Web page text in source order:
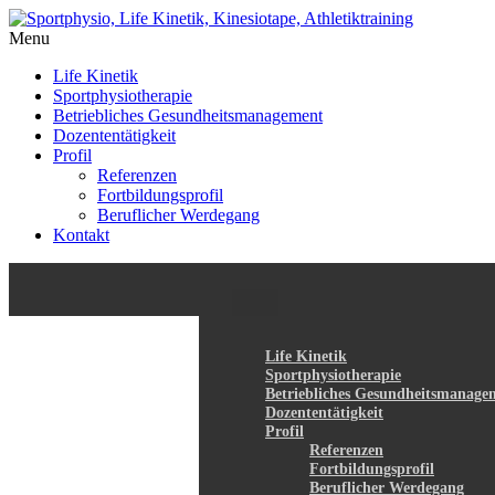
Menu
Life Kinetik
Sportphysiotherapie
Betriebliches Gesundheitsmanagement
Dozententätigkeit
Profil
Referenzen
Fortbildungsprofil
Beruflicher Werdegang
Kontakt
Life Kinetik
Sportphysiotherapie
Betriebliches
Dozententätigkeit
Profil
Referenzen
Fortbildungsprofil
Beruflicher Werdegang